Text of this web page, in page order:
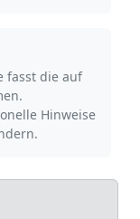
fasst die auf
Hinweise